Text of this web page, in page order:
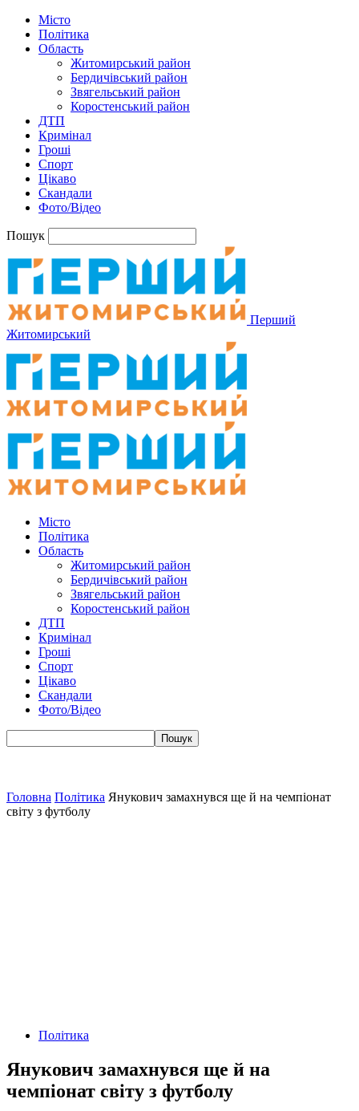
Місто
Політика
Область
Житомирський район
Бердичівський район
Звягельський район
Коростенський район
ДТП
Кримінал
Гроші
Спорт
Цікаво
Скандали
Фото/Відео
Пошук
Перший
Житомирський
Місто
Політика
Область
Житомирський район
Бердичівський район
Звягельський район
Коростенський район
ДТП
Кримінал
Гроші
Спорт
Цікаво
Скандали
Фото/Відео
Головна Політика Янукович замахнувся ще й на чемпіонат
світу з футболу
Політика
Янукович замахнувся ще й на
чемпіонат світу з футболу